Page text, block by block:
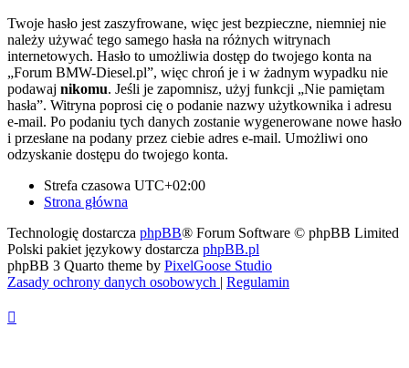
Twoje hasło jest zaszyfrowane, więc jest bezpieczne, niemniej nie
należy używać tego samego hasła na różnych witrynach
internetowych. Hasło to umożliwia dostęp do twojego konta na
„Forum BMW-Diesel.pl”, więc chroń je i w żadnym wypadku nie
podawaj nikomu. Jeśli je zapomnisz, użyj funkcji „Nie pamiętam
hasła”. Witryna poprosi cię o podanie nazwy użytkownika i adresu
e-mail. Po podaniu tych danych zostanie wygenerowane nowe hasło
i przesłane na podany przez ciebie adres e-mail. Umożliwi ono
odzyskanie dostępu do twojego konta.
Strefa czasowa UTC+02:00
Strona główna
Technologię dostarcza phpBB® Forum Software © phpBB Limited
Polski pakiet językowy dostarcza phpBB.pl
phpBB 3 Quarto theme by PixelGoose Studio
Zasady ochrony danych osobowych | Regulamin